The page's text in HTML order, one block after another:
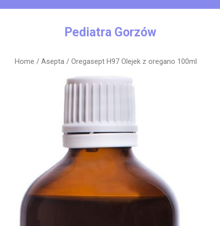
Pediatra Gorzów
Home / Asepta / Oregasept H97 Olejek z oregano 100ml